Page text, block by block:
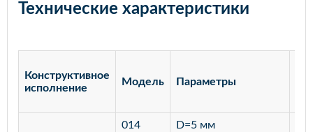
Технические характеристики
Конструктивное
исполнение
Модель Параметры
014 D=5 мм